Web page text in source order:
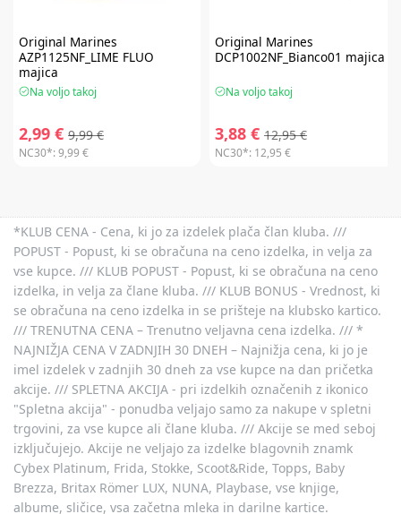
Original Marines
AZP1125NF_LIME FLUO
majica
Na voljo takoj
2,99 € 9,99 €
NC30*:9,99 €
Original Marines
DCP1002NF_Bianco01 majica
Na voljo takoj
3,88 € 12,95 €
NC30*: 12,95 €
*KLUB CENA - Cena, ki jo za izdelek plača član kluba. ///
POPUST - Popust, ki se obračuna na ceno izdelka, in velja za
vse kupce. /// KLUB POPUST - Popust, ki se obračuna na ceno
izdelka, in velja za člane kluba. /// KLUB BONUS - Vrednost, ki
se obračuna na ceno izdelka in se prišteje na klubsko kartico.
/// TRENUTNA CENA – Trenutno veljavna cena izdelka. /// *
NAJNIŽJA CENA V ZADNJIH 30 DNEH – Najnižja cena, ki jo je
imel izdelek v zadnjih 30 dneh za vse kupce na dan pričetka
akcije. /// SPLETNA AKCIJA - pri izdelkih označenih z ikonico
"Spletna akcija" - ponudba veljajo samo za nakupe v spletni
trgovini, za vse kupce ali člane kluba. /// Akcije se med seboj
izključujejo. Akcije ne veljajo za izdelke blagovnih znamk
Cybex Platinum, Frida, Stokke, Scoot&Ride, Topps, Baby
Brezza, Britax Römer LUX, NUNA, Playbase, vse knjige,
albume, sličice, vsa začetna mleka in darilne kartice.